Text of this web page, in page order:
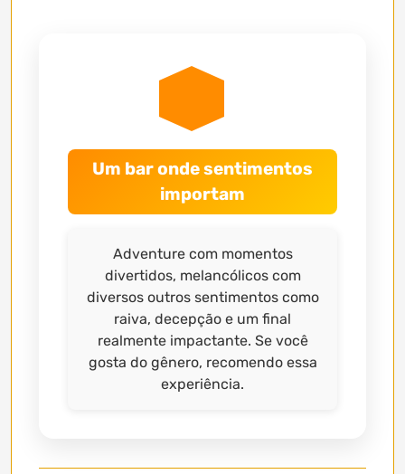
Um bar onde sentimentos
importam
Adventure com momentos
divertidos, melancólicos com
diversos outros sentimentos como
raiva, decepção e um final
realmente impactante. Se você
gosta do gênero, recomendo essa
experiência.